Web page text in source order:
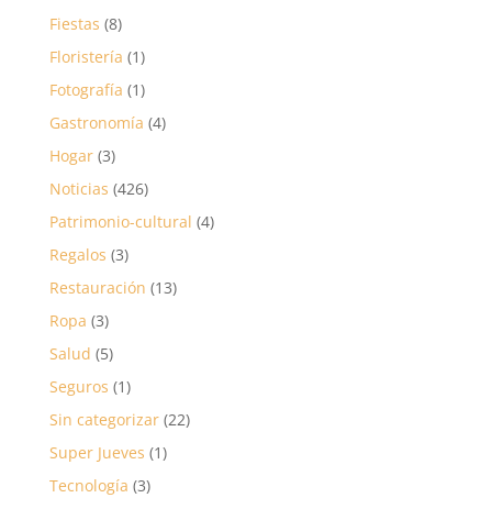
Fiestas (8)
Floristería (1)
Fotografía (1)
Gastronomía (4)
Hogar(3)
Noticias (426)
Patrimonio-cultural (4)
Regalos (3)
Restauración (13)
Ropa (3)
Salud (5)
Seguros (1)
Sin categorizar(22)
Super Jueves (1)
Tecnología (3)